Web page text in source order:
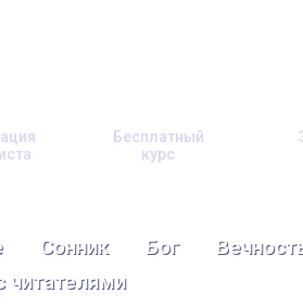
Бесплатный
курс
Сонник Бог
читателями